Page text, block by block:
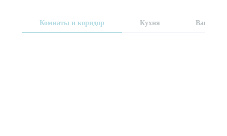
Комнаты и коридор Кухня Ванна и